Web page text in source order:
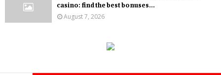
casino: find the best bonuses...
August 7, 2026